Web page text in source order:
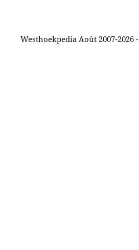
Westhoekpedia Août 2007-2026 -